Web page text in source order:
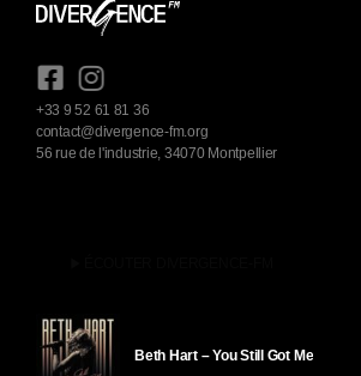
+33 9 52 61 81 36
contact@divergence-fm.org
56 rue de l'industrie, 34070 Montpellier
Beth Hart – You Still Got Me